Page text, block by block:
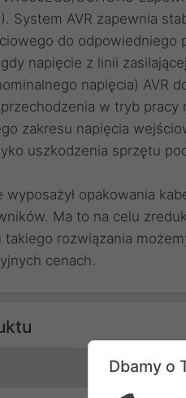
System AVR zapewnia
do
napięcie z linii
napięcia) AVR
w tryb pracy
zakresu napięcia
uszkodzenia sprzętu
wyposażył opakowania
Ma to na celu
takiego rozwiązania
cenach.
Dbamy o